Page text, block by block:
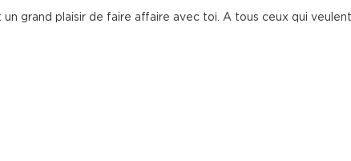
grand plaisir de faire affaire avec toi. A tous ceux qui